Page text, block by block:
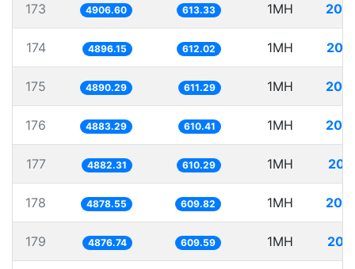
173 4906.60 613.33 1MH
174 4896.15 612.02 1MH
175 4890.29 611.29 1MH
176 4883.29 610.41 1MH
177 4882.31 610.29 1MH
178 4878.55 609.82 1MH
179 4876.74 609.59 1MH